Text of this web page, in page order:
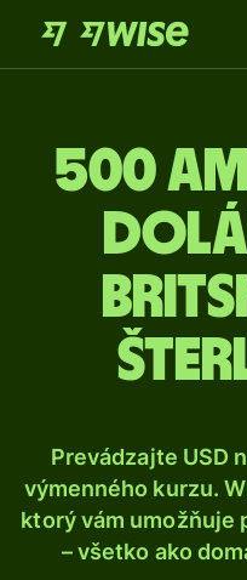
500
Prevádzajte USD
výmenného kurzu.
ktorý vám umožňuje
– všetko ako